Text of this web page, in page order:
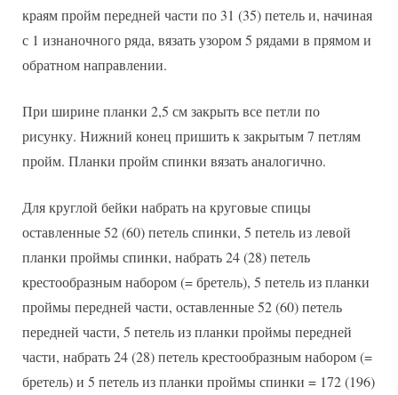
краям пройм передней части по 31 (35) петель и, начиная
с 1 изнаночного ряда, вязать узором 5 рядами в прямом и
обратном направлении.
При ширине планки 2,5 см закрыть все петли по
рисунку. Нижний конец пришить к закрытым 7 петлям
пройм. Планки пройм спинки вязать аналогично.
Для круглой бейки набрать на круговые спицы
оставленные 52 (60) петель спинки, 5 петель из левой
планки проймы спинки, набрать 24 (28) петель
крестообразным набором (= бретель), 5 петель из планки
проймы передней части, оставленные 52 (60) петель
передней части, 5 петель из планки проймы передней
части, набрать 24 (28) петель крестообразным набором (=
бретель) и 5 петель из планки проймы спинки = 172 (196)